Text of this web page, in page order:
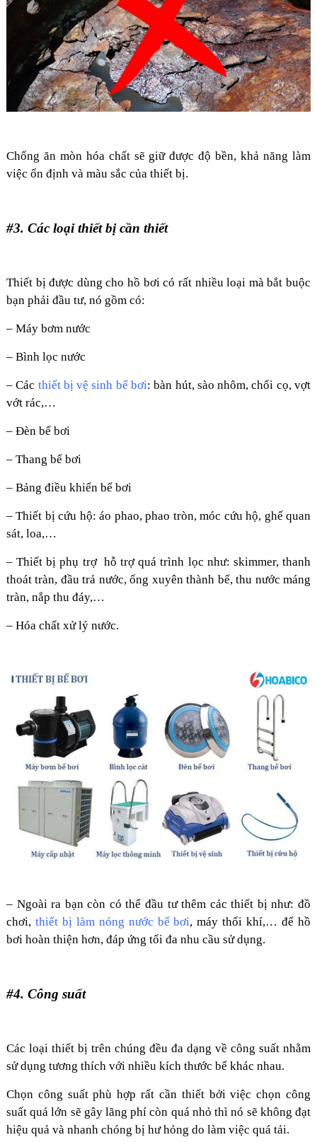
Chống ăn mòn hóa chất sẽ giữ được độ bền, khả năng làm
việc ổn định và màu sắc của thiết bị.
#3. Các loại thiết bị cần thiết
Thiết bị được dùng cho hồ bơi có rất nhiều loại mà bắt buộc
bạn phải đầu tư, nó gồm có:
– Máy bơm nước
– Bình lọc nước
– Các thiết bị vệ sinh bể bơi: bàn hút, sào nhôm, chổi cọ, vợt
vớt rác,…
– Đèn bể bơi
– Thang bể bơi
– Bảng điều khiển bể bơi
– Thiết bị cứu hộ: áo phao, phao tròn, móc cứu hộ, ghế quan
sát, loa,…
– Thiết bị phụ trợ hỗ trợ quá trình lọc như: skimmer, thanh
thoát tràn, đầu trả nước, ống xuyên thành bể, thu nước máng
tràn, nắp thu đáy,…
– Hóa chất xử lý nước.
– Ngoài ra bạn còn có thể đầu tư thêm các thiết bị như: đồ
chơi, thiết bị làm nóng nước bể bơi, máy thổi khí,… để hồ
bơi hoàn thiện hơn, đáp ứng tối đa nhu cầu sử dụng.
#4. Công suất
Các loại thiết bị trên chúng đều đa dạng về công suất nhằm
sử dụng tương thích với nhiều kích thước bể khác nhau.
Chọn công suất phù hợp rất cần thiết bởi việc chọn công
suất quá lớn sẽ gây lãng phí còn quá nhỏ thì nó sẽ không đạt
hiệu quả và nhanh chóng bị hư hỏng do làm việc quá tải.